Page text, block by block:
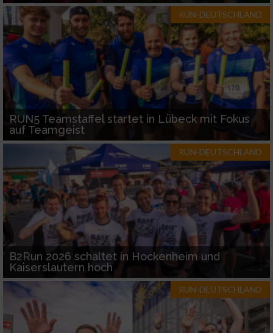
RUN-DEUTSCHLAND
RUN5 Teamstaffel startet in Lübeck mit Fokus
auf Teamgeist
RUN-DEUTSCHLAND
B2Run 2026 schaltet in Hockenheim und
Kaiserslautern hoch
RUN-DEUTSCHLAND